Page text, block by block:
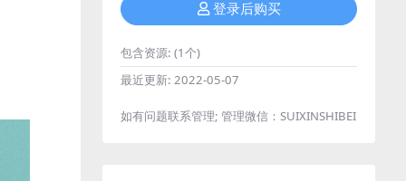
登录后购买
包含资源: (1个)
最近更新: 2022-05-07
如有问题联系管理; 管理微信：SUIXINSHIBEI